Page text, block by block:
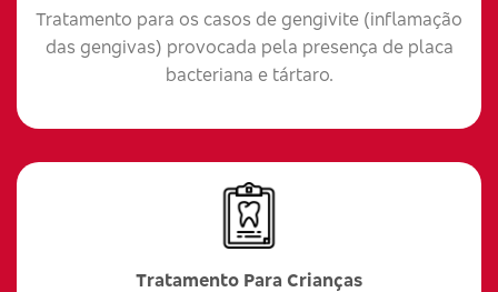
Tratamento para os casos de gengivite (inflamação
das gengivas) provocada pela presença de placa
bacteriana e tártaro.
Tratamento Para Crianças